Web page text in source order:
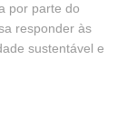
por parte do
responder às
sustentável e